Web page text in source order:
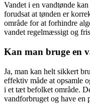
Vandet i en vandtønde
forudsat at tønden er
område for at forhindre
vandet regelmæssigt og
Kan man bruge en
Ja, man kan helt sikkert
effektiv måde at opsamle
i et tæt befolket område.
vandforbruget og have